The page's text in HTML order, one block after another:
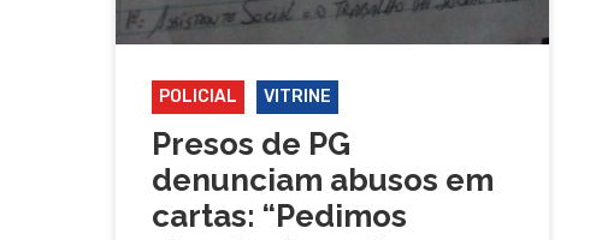
POLICIAL VITRINE
Presos de PG
denunciam abusos em
cartas: “Pedimos